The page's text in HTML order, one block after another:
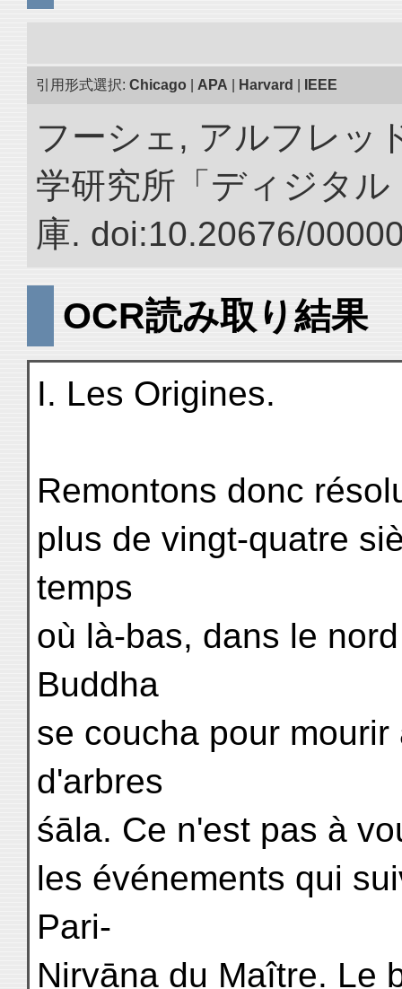
引用形式選択: Chicago APA Harvard IEEE
フーシェ, アルフレッ
学研究所「ディジタ
庫. doi:10.20676/
OCR読み取り結果
I. Les Origines.
Remontons donc
plus de vingt-quatre
temps
où là-bas, dans le
Buddha
se coucha pour
d'arbres
śāla. Ce n'est pas à
les événements qui
Pari-
Nirvāṇa du Maître. Le